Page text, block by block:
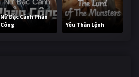
Nữ Đặc Cảnh Phản
Công
Yêu Thần Lệnh